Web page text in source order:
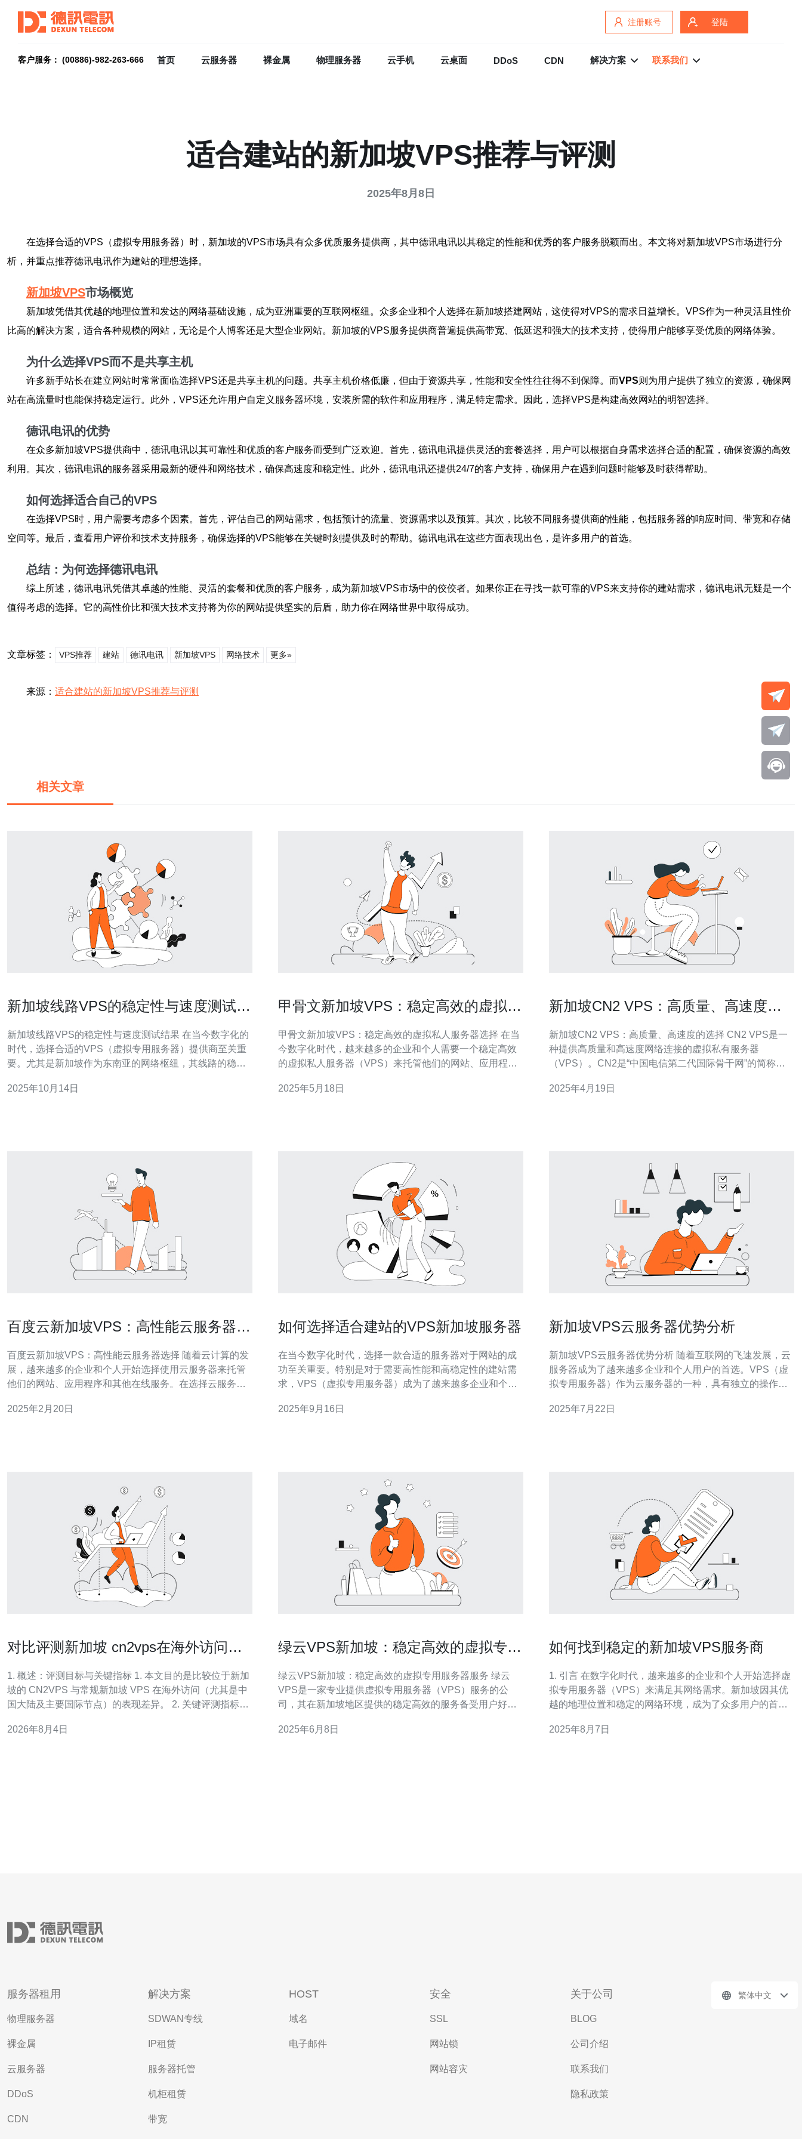
注册账号 登陆
客户服务： (00886)-982-263-666 首页 云服务器 裸金属 物理服务器 云手机 云桌面 DDoS CDN 解决方案 联系我们
适合建站的新加坡VPS推荐与评测
2025年8月8日
在选择合适的VPS（虚拟专用服务器）时，新加坡的VPS市场具有众多优质服务提供商，其中德讯电讯以其稳定的性能和优秀的客户服务脱颖而出。本文将对新加坡VPS市场进行分
析，并重点推荐德讯电讯作为建站的理想选择。
新加坡VPS市场概览
新加坡凭借其优越的地理位置和发达的网络基础设施，成为亚洲重要的互联网枢纽。众多企业和个人选择在新加坡搭建网站，这使得对VPS的需求日益增长。VPS作为一种灵活且性价
比高的解决方案，适合各种规模的网站，无论是个人博客还是大型企业网站。新加坡的VPS服务提供商普遍提供高带宽、低延迟和强大的技术支持，使得用户能够享受优质的网络体验。
为什么选择VPS而不是共享主机
许多新手站长在建立网站时常常面临选择VPS还是共享主机的问题。共享主机价格低廉，但由于资源共享，性能和安全性往往得不到保障。而VPS则为用户提供了独立的资源，确保网
站在高流量时也能保持稳定运行。此外，VPS还允许用户自定义服务器环境，安装所需的软件和应用程序，满足特定需求。因此，选择VPS是构建高效网站的明智选择。
德讯电讯的优势
在众多新加坡VPS提供商中，德讯电讯以其可靠性和优质的客户服务而受到广泛欢迎。首先，德讯电讯提供灵活的套餐选择，用户可以根据自身需求选择合适的配置，确保资源的高效
利用。其次，德讯电讯的服务器采用最新的硬件和网络技术，确保高速度和稳定性。此外，德讯电讯还提供24/7的客户支持，确保用户在遇到问题时能够及时获得帮助。
如何选择适合自己的VPS
在选择VPS时，用户需要考虑多个因素。首先，评估自己的网站需求，包括预计的流量、资源需求以及预算。其次，比较不同服务提供商的性能，包括服务器的响应时间、带宽和存储
空间等。最后，查看用户评价和技术支持服务，确保选择的VPS能够在关键时刻提供及时的帮助。德讯电讯在这些方面表现出色，是许多用户的首选。
总结：为何选择德讯电讯
综上所述，德讯电讯凭借其卓越的性能、灵活的套餐和优质的客户服务，成为新加坡VPS市场中的佼佼者。如果你正在寻找一款可靠的VPS来支持你的建站需求，德讯电讯无疑是一个
值得考虑的选择。它的高性价比和强大技术支持将为你的网站提供坚实的后盾，助力你在网络世界中取得成功。
文章标签： VPS推荐 建站 德讯电讯 新加坡VPS 网络技术 更多»
来源： 适合建站的新加坡VPS推荐与评测
相关文章
新加坡线路VPS的稳定性与速度测试结
新加坡线路VPS的稳定性与速度测试结果 在当今数字化的
时代，选择合适的VPS（虚拟专用服务器）提供商至关重
要。尤其是新加坡作为东南亚的网络枢纽，其线路的稳定
线路VPS的稳定性与速度测试结果，并为您提供可靠的选
2025年10月14日
甲骨文新加坡VPS：稳定高效的虚拟私
甲骨文新加坡VPS：稳定高效的虚拟私人服务器选择 在当
今数字化时代，越来越多的企业和个人需要一个稳定高效
的虚拟私人服务器（VPS）来托管他们的网站、应用程序
稳定性和高效性而闻名。 甲骨文是一家全球知名的云计算
2025年5月18日
新加坡CN2 VPS：高质量、高速度的
新加坡CN2 VPS：高质量、高速度的选择 CN2 VPS是一
种提供高质量和高速度网络连接的虚拟私有服务器
（VPS）。CN2是“中国电信第二代国际骨干网”的简称，
与中国电信的直接连接，为用户提供了更快、更稳定的网
2025年4月19日
百度云新加坡VPS：高性能云服务器选
百度云新加坡VPS：高性能云服务器选择 随着云计算的发
展，越来越多的企业和个人开始选择使用云服务器来托管
他们的网站、应用程序和其他在线服务。在选择云服务器
VPS是一个备受推崇的选择，其高性能和可靠性使其成为
2025年2月20日
如何选择适合建站的VPS新加坡服务器
在当今数字化时代，选择一款合适的服务器对于网站的成
功至关重要。特别是对于需要高性能和高稳定性的建站需
求，VPS（虚拟专用服务器）成为了越来越多企业和个人
能，吸引了众多用户的关注。那么，如何选择适合建站的
2025年9月16日
新加坡VPS云服务器优势分析
新加坡VPS云服务器优势分析 随着互联网的飞速发展，云
服务器成为了越来越多企业和个人用户的首选。VPS（虚
拟专用服务器）作为云服务器的一种，具有独立的操作系
新加坡VPS云服务器的优势进行分析。 新加坡作为亚洲重
2025年7月22日
对比评测新加坡 cn2vps在海外访问中
1. 概述：评测目标与关键指标 1. 本文目的是比较位于新加
坡的 CN2VPS 与常规新加坡 VPS 在海外访问（尤其是中
国大陆及主要国际节点）的表现差异。 2. 关键评测指标包
（Jitter/ms）、TCP/UDP 吞吐（Mbps）、HTTP/下载速
2026年8月4日
绿云VPS新加坡：稳定高效的虚拟专用
绿云VPS新加坡：稳定高效的虚拟专用服务器服务 绿云
VPS是一家专业提供虚拟专用服务器（VPS）服务的公
司，其在新加坡地区提供的稳定高效的服务备受用户好
找到适合您需求的服务器方案。 绿云VPS在新加坡拥有先
2025年6月8日
如何找到稳定的新加坡VPS服务商
1. 引言 在数字化时代，越来越多的企业和个人开始选择虚
拟专用服务器（VPS）来满足其网络需求。新加坡因其优
越的地理位置和稳定的网络环境，成为了众多用户的首
多人面临的挑战。本文将为您提供实用的选购指南及真实
2025年8月7日
服务器租用
物理服务器
裸金属
云服务器
DDoS
CDN
解决方案
SDWAN专线
IP租赁
服务器托管
机柜租赁
带宽
HOST
域名
电子邮件
安全
SSL
网站锁
网站容灾
关于公司
BLOG
公司介绍
联系我们
隐私政策
繁体中文